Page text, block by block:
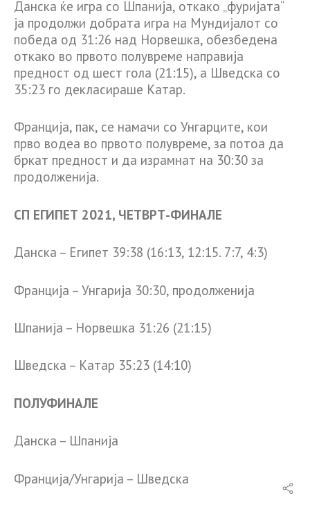
Данска ќе игра со Шпанија, откако „фуријата“
ја продолжи добрата игра на Мундијалот со
победа од 31:26 над Норвешка, обезбедена
откако во првото полувреме направија
предност од шест гола (21:15), а Шведска со
35:23 го декласираше Катар.
Франција, пак, се намачи со Унгарците, кои
прво водеа во првото полувреме, за потоа да
бркат предност и да израмнат на 30:30 за
продолженија.
СП ЕГИПЕТ 2021, ЧЕТВРТ-ФИНАЛЕ
Данска – Египет 39:38 (16:13, 12:15. 7:7, 4:3)
Франција – Унгарија 30:30, продолженија
Шпанија – Норвешка 31:26 (21:15)
Шведска – Катар 35:23 (14:10)
ПОЛУФИНАЛЕ
Данска – Шпанија
Франција/Унгарија – Шведска